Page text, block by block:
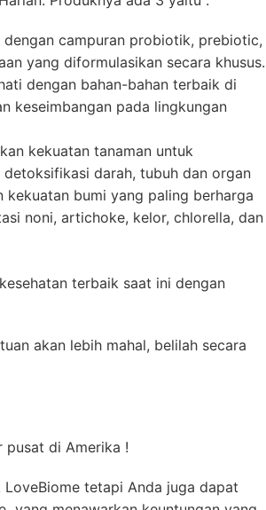
dengan campuran probiotik, prebiotic,
yang diformulasikan secara khusus.
dengan bahan-bahan terbaik di
keseimbangan pada lingkungan
kekuatan tanaman untuk
darah, tubuh dan organ
bumi yang paling berharga
noni, artichoke, kelor, chlorella, dan
terbaik saat ini dengan
akan lebih mahal, belilah secara
pusat di Amerika !
tetapi Anda juga dapat